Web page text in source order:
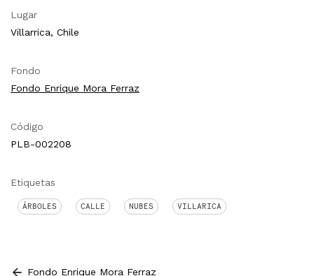
Lugar
Villarrica, Chile
Fondo
Fondo Enrique Mora Ferraz
Código
PLB-002208
Etiquetas
ÁRBOLES CALLE NUBES VILLARICA
Fondo Enrique Mora Ferraz